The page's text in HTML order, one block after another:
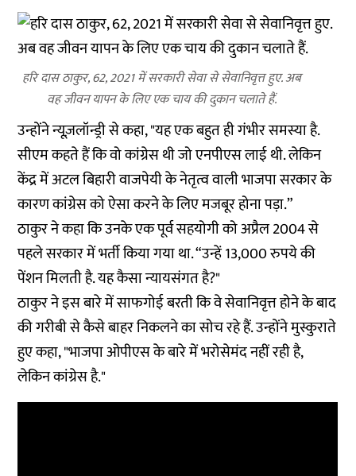
हरि दास ठाकुर, 62, 2021 में सरकारी सेवा से सेवानिवृत्त हुए. अब
वह जीवन यापन के लिए एक चाय की दुकान चलाते हैं.
उन्होंने न्यूज़लॉन्ड्री से कहा, "यह एक बहुत ही गंभीर समस्या है.
सीएम कहते हैं कि वो कांग्रेस थी जो एनपीएस लाई थी. लेकिन
केंद्र में अटल बिहारी वाजपेयी के नेतृत्व वाली भाजपा सरकार के
कारण कांग्रेस को ऐसा करने के लिए मजबूर होना पड़ा.”
ठाकुर ने कहा कि उनके एक पूर्व सहयोगी को अप्रैल 2004 से
पहले सरकार में भर्ती किया गया था. “उन्हें 13,000 रुपये की
पेंशन मिलती है. यह कैसा न्यायसंगत है?"
ठाकुर ने इस बारे में साफगोई बरती कि वे सेवानिवृत्त होने के बाद
की गरीबी से कैसे बाहर निकलने का सोच रहे हैं. उन्होंने मुस्कुराते
हुए कहा, "भाजपा ओपीएस के बारे में भरोसेमंद नहीं रही है,
लेकिन कांग्रेस है."